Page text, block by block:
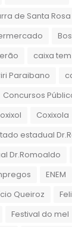
de Santa Rosa
caixa tem
Paraibano
Concursos
Coxixola
estadual
Dr.Romoaldo
ENEM
Queiroz
Festival do mel